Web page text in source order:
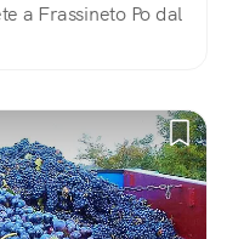
a Frassineto Po dal